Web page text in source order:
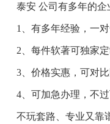
泰安 公司有多年的企
1、有多年经验，一
2、每件软著可独家
3、价格实惠，可对
4、可加急办理，不
不玩套路、专业又靠